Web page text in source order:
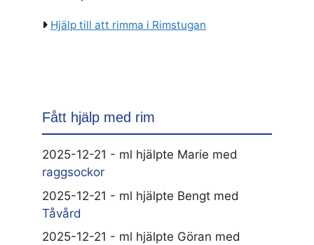
Hjälp till att rimma i Rimstugan
Fått hjälp med rim
2025-12-21 - ml hjälpte Marie med
raggsockor
2025-12-21 - ml hjälpte Bengt med
Tåvård
2025-12-21 - ml hjälpte Göran med